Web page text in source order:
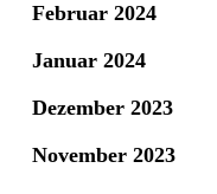
Februar 2024
Januar 2024
Dezember 2023
November 2023